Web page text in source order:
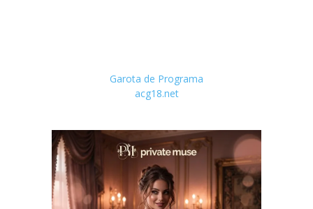
Garota de Programa
acg18.net